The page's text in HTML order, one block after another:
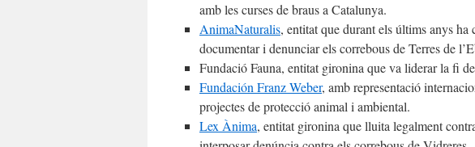
amb les curses de braus a Catalunya.
AnimaNaturalis, entitat que durant els últims anys ha
documentar i denunciar els correbous de Terres de
Fundació Fauna, entitat gironina que va liderar la fi
Fundación Franz Weber, amb representació
projectes de protecció animal i ambiental.
Lex Ànima, entitat gironina que lluita legalment